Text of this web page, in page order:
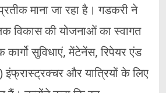
माना जा रहा है। गडकरी ने
विकास की योजनाओं का स्वागत
सुविधाएं, मेंटेनेंस, रिपेयर एंड
और यात्रियों के लिए